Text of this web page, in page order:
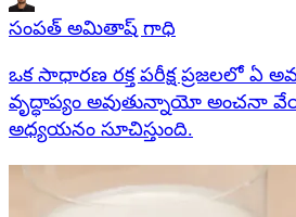
సంపత్ అమితాష్ గాధి
ఒక సాధారణ రక్త పరీక్ష ప్రజలలో ఏ
వృద్ధాప్యం అవుతున్నాయో అంచనా
అధ్యయనం సూచిస్తుంది.